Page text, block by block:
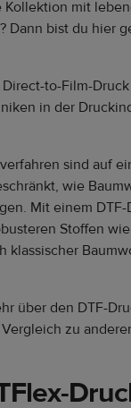
Kollektion mit
Dann bist du hier
to-Film-
in der
sind auf
wie
Mit einem DTF-
Stoffen
klassischer
über den DTF-
zu